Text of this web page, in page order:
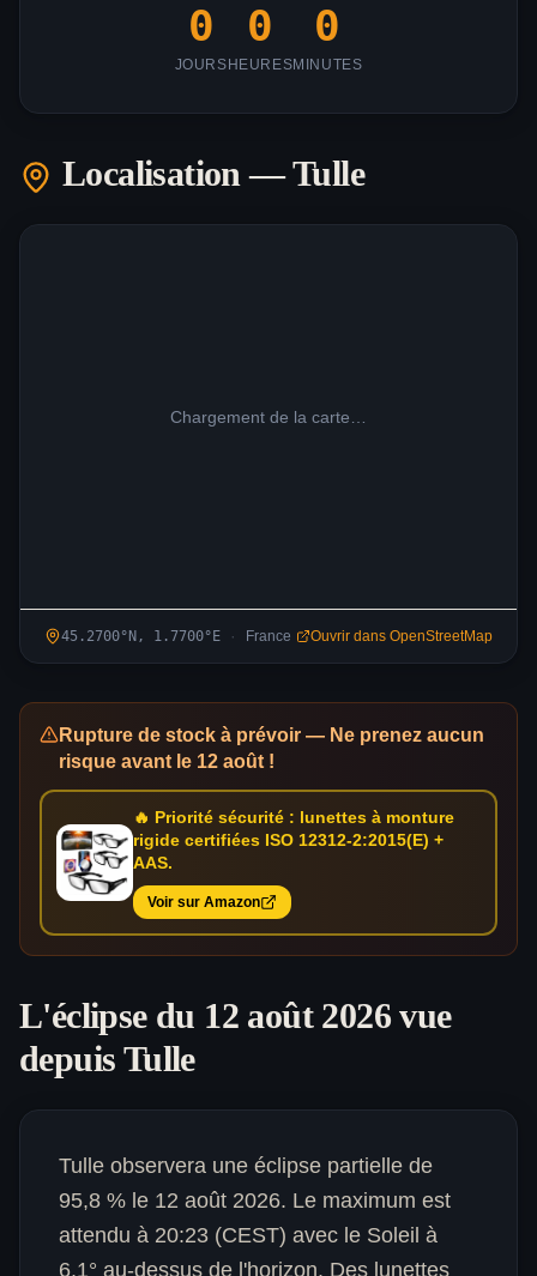
0
JOURS
0
HEURES
0
MINUTES
Localisation —Tulle
Chargement de la carte…
45.2700°N, 1.7700° E · France Ouvrir dans OpenStreetMap
Rupture de stock à prévoir — Ne prenez aucun
risque avant le 12 août !
🔥 Priorité sécurité : lunettes à monture
rigide certifiées ISO 12312-2:2015(E) +
AAS.
Voir sur Amazon
L'éclipse du 12 août 2026 vue
depuis Tulle
Tulle observera une éclipse partielle de
95,8 % le 12 août 2026. Le maximum est
attendu à 20:23 (CEST) avec le Soleil à
6,1° au-dessus de l'horizon. Des lunettes